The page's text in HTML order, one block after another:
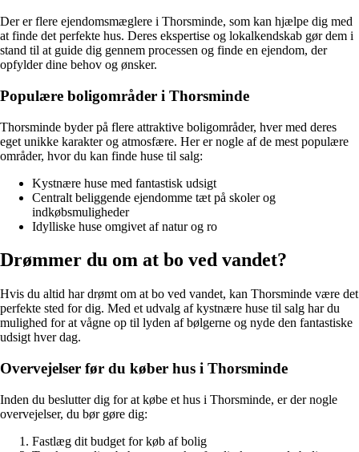
Der er flere ejendomsmæglere i Thorsminde, som kan hjælpe dig med
at finde det perfekte hus. Deres ekspertise og lokalkendskab gør dem i
stand til at guide dig gennem processen og finde en ejendom, der
opfylder dine behov og ønsker.
Populære boligområder i Thorsminde
Thorsminde byder på flere attraktive boligområder, hver med deres
eget unikke karakter og atmosfære. Her er nogle af de mest populære
områder, hvor du kan finde huse til salg:
Kystnære huse med fantastisk udsigt
Centralt beliggende ejendomme tæt på skoler og
indkøbsmuligheder
Idylliske huse omgivet af natur og ro
Drømmer du om at bo ved vandet?
Hvis du altid har drømt om at bo ved vandet, kan Thorsminde være det
perfekte sted for dig. Med et udvalg af kystnære huse til salg har du
mulighed for at vågne op til lyden af bølgerne og nyde den fantastiske
udsigt hver dag.
Overvejelser før du køber hus i Thorsminde
Inden du beslutter dig for at købe et hus i Thorsminde, er der nogle
overvejelser, du bør gøre dig:
Fastlæg dit budget for køb af bolig